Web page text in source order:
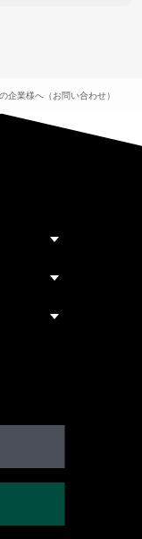
企業様へ（お問い合わせ）